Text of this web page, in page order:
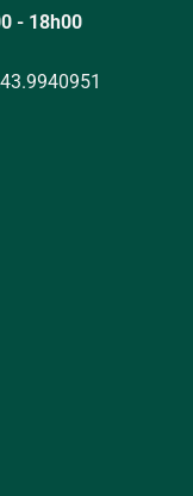
- 18h00